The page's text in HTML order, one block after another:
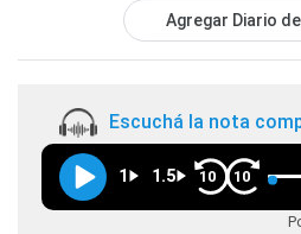
Agregar Diario
Escuchá la nota
1 1.5 10 10